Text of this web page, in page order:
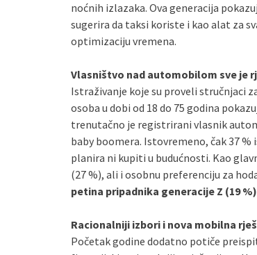
noćnih izlazaka. Ova generacija
sugerira da taksi koriste i kao alat za
optimizaciju vremena.
Vlasništvo nad automobilom sve je
Istraživanje koje su proveli stručnjaci
osoba u dobi od 18 do 75 godina
trenutačno je registrirani vlasnik
baby boomera. Istovremeno, čak 37
planira ni kupiti u budućnosti. Kao
(27 %), ali i osobnu preferenciju za
petina pripadnika generacije Z (19
Racionalniji izbori i nova mobilna
Početak godine dodatno potiče